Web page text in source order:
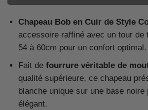
Chapeau Bob en Cuir de Style
accessoire raffiné avec un tour de
54 à 60cm pour un confort optimal.
Fait de fourrure véritable de
qualité supérieure, ce chapeau
blanche unique sur une base
élégant.